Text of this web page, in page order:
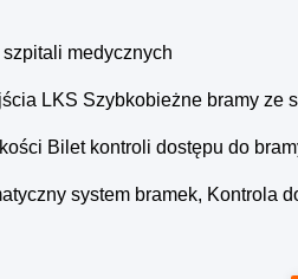
medycznych
LKS Szybkobieżne bramy ze
Bilet kontroli dostępu do
system bramek, Kontrola